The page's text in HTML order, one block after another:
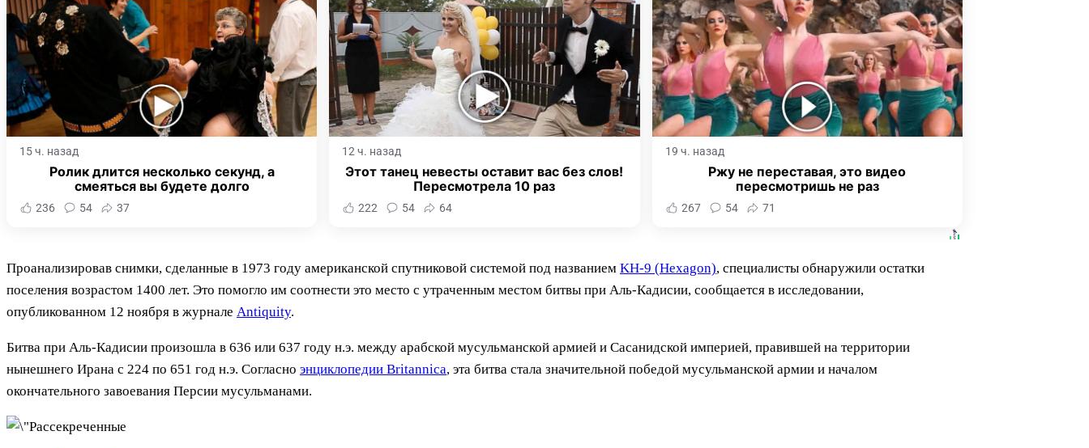
15 ч. назад
Ролик длится несколько секунд, а
смеяться вы будете долго
236 54 37
12 ч. назад
Этот танец невесты оставит вас без слов!
Пересмотрела 10 раз
222 54 64
19 ч. назад
Ржу не переставая, это видео
пересмотришь не раз
267 54 71
Проанализировав снимки, сделанные в 1973 году американской спутниковой системой под названием KH-9 (Hexagon), специалисты обнаружили остатки
поселения возрастом 1400 лет. Это помогло им соотнести это место с утраченным местом битвы при Аль-Кадисии, сообщается в исследовании,
опубликованном 12 ноября в журнале Antiquity.
Битва при Аль-Кадисии произошла в 636 или 637 году н.э. между арабской мусульманской армией и Сасанидской империей, правившей на территории
нынешнего Ирана с 224 по 651 год н.э. Согласно энциклопедии Britannica, эта битва стала значительной победой мусульманской армии и началом
окончательного завоевания Персии мусульманами.